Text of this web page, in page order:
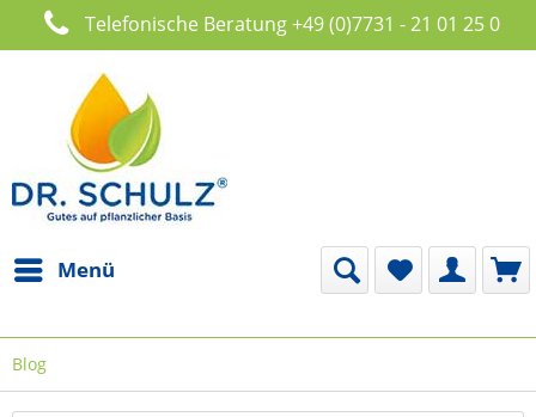
Telefonische Beratung +49 (0)7731 - 21 01 25 0
Menü
Blog